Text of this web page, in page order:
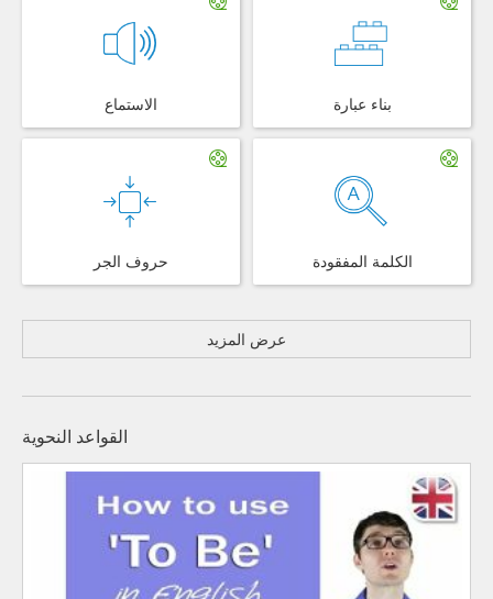
الاستماع بناء عبارة
حروف الجر الكلمة المفقودة
عرض المزيد
القواعد النحوية